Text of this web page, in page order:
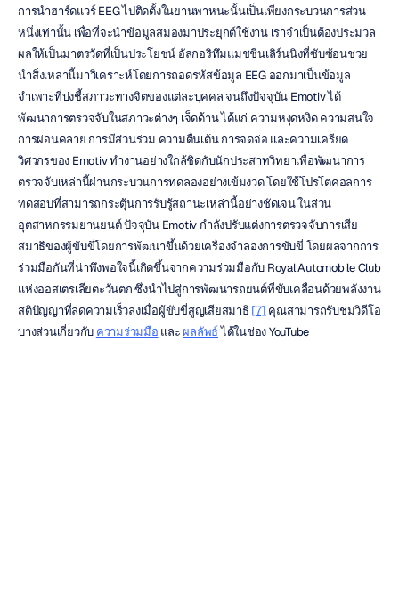
การนำฮาร์ดแวร์ EEG ไปติดตั้งในยานพาหนะนั้นเป็นเพียงกระบวนการส่วน
หนึ่งเท่านั้น เพื่อที่จะนำข้อมูลสมองมาประยุกต์ใช้งาน เราจำเป็นต้องประมวล
ผลให้เป็นมาตรวัดที่เป็นประโยชน์ อัลกอริทึมแมชชีนเลิร์นนิงที่ซับซ้อนช่วย
นำสิ่งเหล่านี้มาวิเคราะห์โดยการถอดรหัสข้อมูล EEG ออกมาเป็นข้อมูล
จำเพาะที่บ่งชี้สภาวะทางจิตของแต่ละบุคคล จนถึงปัจจุบัน Emotiv ได้
พัฒนาการตรวจจับในสภาวะต่างๆ เจ็ดด้าน ได้แก่ ความหงุดหงิด ความสนใจ
การผ่อนคลาย การมีส่วนร่วม ความตื่นเต้น การจดจ่อ และความเครียด
วิศวกรของ Emotiv ทำงานอย่างใกล้ชิดกับนักประสาทวิทยาเพื่อพัฒนาการ
ตรวจจับเหล่านี้ผ่านกระบวนการทดลองอย่างเข้มงวด โดยใช้โปรโตคอลการ
ทดสอบที่สามารถกระตุ้นการรับรู้สถานะเหล่านี้อย่างชัดเจน ในส่วน
อุตสาหกรรมยานยนต์ ปัจจุบัน Emotiv กำลังปรับแต่งการตรวจจับการเสีย
สมาธิของผู้ขับขี่โดยการพัฒนาขึ้นด้วยเครื่องจำลองการขับขี่ โดยผลจากการ
ร่วมมือกันที่น่าพึงพอใจนี้เกิดขึ้นจากความร่วมมือกับ Royal Automobile Club
แห่งออสเตรเลียตะวันตก ซึ่งนำไปสู่การพัฒนารถยนต์ที่ขับเคลื่อนด้วยพลังงาน
สติปัญญาที่ลดความเร็วลงเมื่อผู้ขับขี่สูญเสียสมาธิ [7] คุณสามารถรับชมวิดีโอ
บางส่วนเกี่ยวกับ ความร่วมมือ และ ผลลัพธ์ ได้ในช่อง YouTube